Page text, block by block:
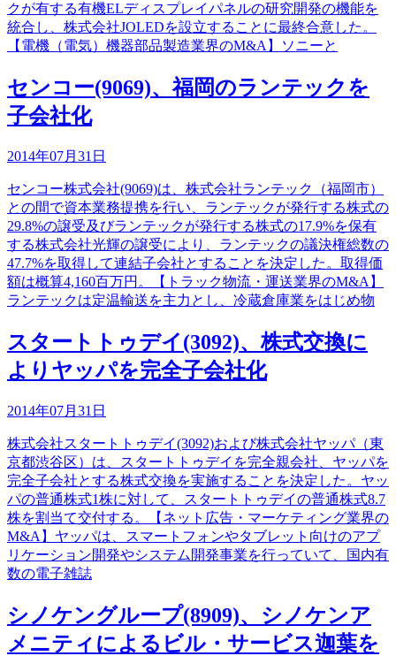
クが有する有機ELディスプレイパネルの研究開発の機能を
統合し、株式会社JOLEDを設立することに最終合意した。
【電機（電気）機器部品製造業界のM&A】ソニーと
センコー(9069)、福岡のランテックを
子会社化
2014年07月31日
センコー株式会社(9069)は、株式会社ランテック（福岡市）
との間で資本業務提携を行い、ランテックが発行する株式の
29.8%の譲受及びランテックが発行する株式の17.9%を保有
する株式会社光輝の譲受により、ランテックの議決権総数の
47.7%を取得して連結子会社とすることを決定した。取得価
額は概算4,160百万円。【トラック物流・運送業界のM&A】
ランテックは定温輸送を主力とし、冷蔵倉庫業をはじめ物
スタートトゥデイ(3092)、株式交換に
よりヤッパを完全子会社化
2014年07月31日
株式会社スタートトゥデイ(3092)および株式会社ヤッパ（東
京都渋谷区）は、スタートトゥデイを完全親会社、ヤッパを
完全子会社とする株式交換を実施することを決定した。ヤッ
パの普通株式1株に対して、スタートトゥデイの普通株式8.7
株を割当て交付する。【ネット広告・マーケティング業界の
M&A】ヤッパは、スマートフォンやタブレット向けのアプ
リケーション開発やシステム開発事業を行っていて、国内有
数の電子雑誌
シノケングループ(8909)、シノケンア
メニティによるビル・サービス迦葉を